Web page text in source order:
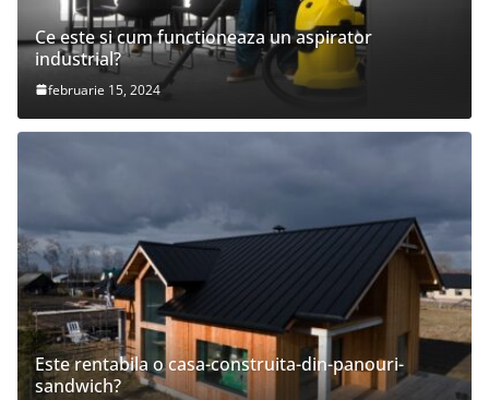
Ce este si cum functioneaza un aspirator
industrial?
februarie 15, 2024
Este rentabila o casa-construita-din-panouri-
sandwich?